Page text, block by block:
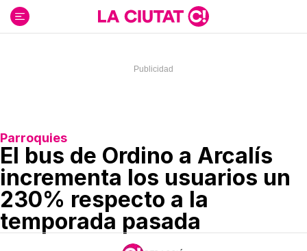
contenido
Parroquies
El bus de Ordino a Arcalís
incrementa los usuarios un
230% respecto a la
temporada pasada